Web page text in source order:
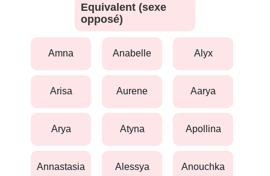
Equivalent (sexe
opposé)
amna anabelle alyx
arisa aurene aarya
arya atyna apollina
annastasia alessya anouchka